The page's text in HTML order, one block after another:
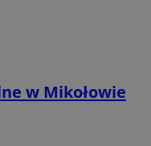
w Mikołowie